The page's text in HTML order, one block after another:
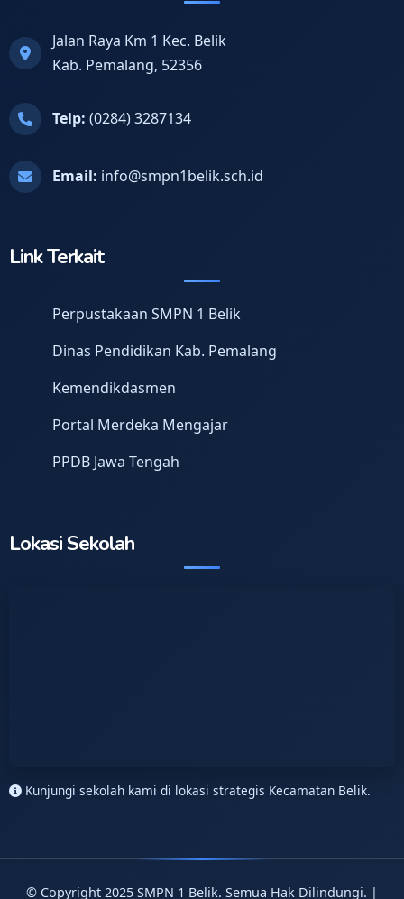
Jalan Raya Km 1 Kec. Belik
Kab. Pemalang, 52356
Telp: (0284) 3287134
Email: info@smpn1belik.sch.id
Link Terkait
Perpustakaan SMPN 1 Belik
Dinas Pendidikan Kab. Pemalang
Kemendikdasmen
Portal Merdeka Mengajar
PPDB Jawa Tengah
Lokasi Sekolah
Kunjungi sekolah kami di lokasi strategis Kecamatan Belik.
© Copyright 2025 SMPN 1 Belik. Semua Hak Dilindungi. |